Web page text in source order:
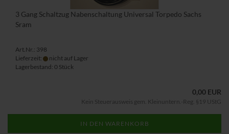
3 Gang Schaltzug Nabenschaltung Universal Torpedo Sachs
Sram
Art.Nr.: 398
Lieferzeit:
nicht auf Lager
Lagerbestand: 0 Stück
0,00 EUR
Kein Steuerausweis gem. Kleinuntern.-Reg. §19 UStG
IN DEN WARENKORB